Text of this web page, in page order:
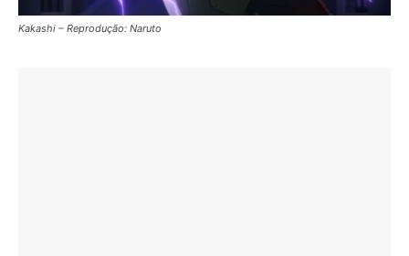
Kakashi – Reprodução: Naruto